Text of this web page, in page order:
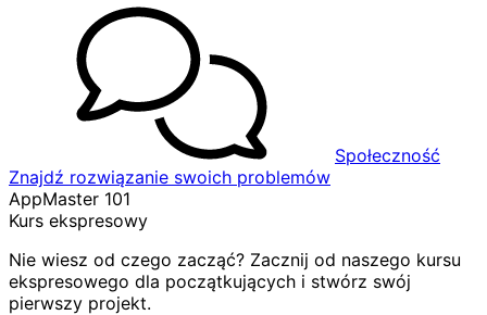
Społeczność
Znajdź rozwiązanie swoich problemów
AppMaster 101
Kurs ekspresowy
Nie wiesz od czego zacząć? Zacznij od naszego kursu
ekspresowego dla początkujących i stwórz swój
pierwszy projekt.